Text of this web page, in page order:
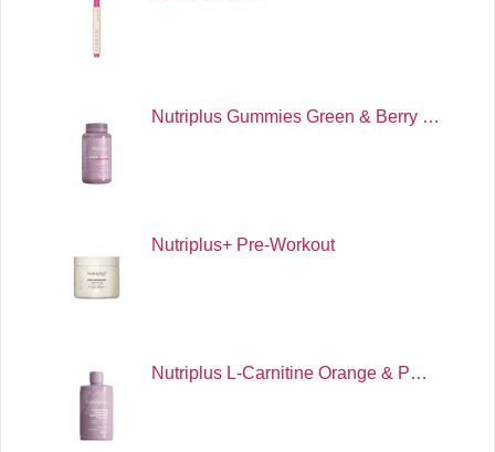
Nutriplus Gummies Green & Berry …
Nutriplus+ Pre-Workout
Nutriplus L-Carnitine Orange & P…